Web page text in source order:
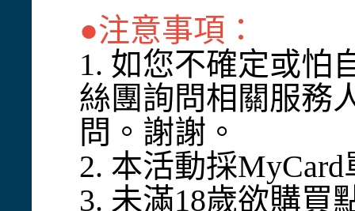
●注意事項：
1. 如您不確定或怕
絲團詢問相關服務
問。謝謝。
2. 本活動採
3. 未滿18歲欲購買